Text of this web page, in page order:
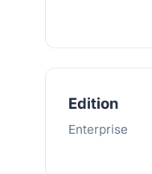
Edition
Enterprise